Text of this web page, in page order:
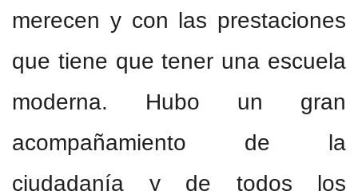
merecen y con las prestaciones
que tiene que tener una escuela
moderna. Hubo un gran
acompañamiento de la
ciudadanía y de todos los